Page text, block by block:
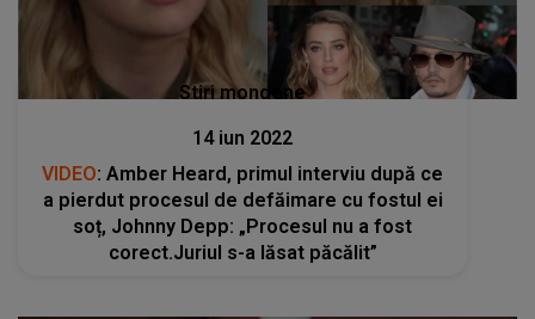
Stiri mondene
14 iun 2022
VIDEO: Amber Heard, primul interviu după ce
a pierdut procesul de defăimare cu fostul ei
soț, Johnny Depp: „Procesul nu a fost
corect.Juriul s-a lăsat păcălit”